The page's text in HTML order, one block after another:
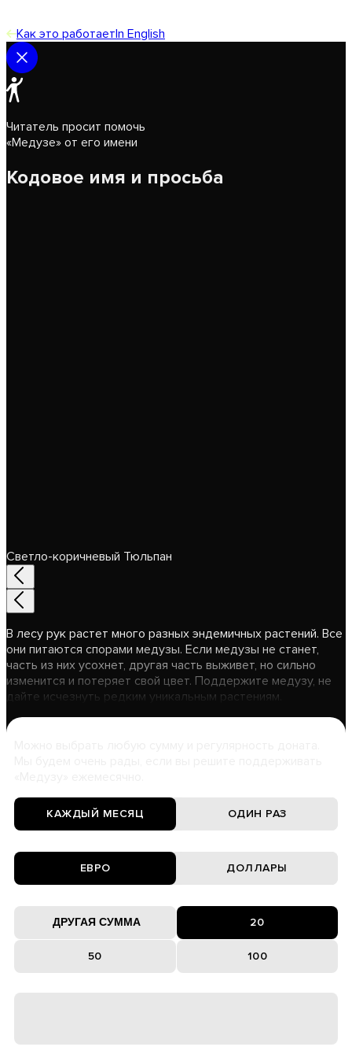
Как это работаетIn English
Читатель просит помочь
«Медузе» от его имени
Кодовое имя и просьба
Светло-коричневый Тюльпан
В лесу рук растет много разных эндемичных растений. Все
они питаются спорами медузы. Если медузы не станет,
часть из них усохнет, другая часть выживет, но сильно
изменится и потеряет свой цвет. Поддержите медузу, не
дайте исчезнуть редким уникальным растениям.
КАЖДЫЙ МЕСЯЦ ОДИН РАЗ
ЕВРО ДОЛЛАРЫ
20
50 100